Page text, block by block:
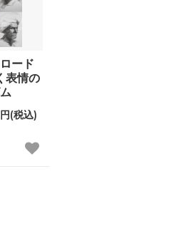
ード
表情の
(税込)